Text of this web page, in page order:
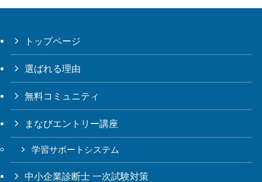
トップページ
選ばれる理由
無料コミュニティ
まなびエントリー講座
学習サポートシステム
中小企業診断士 一次試験対策